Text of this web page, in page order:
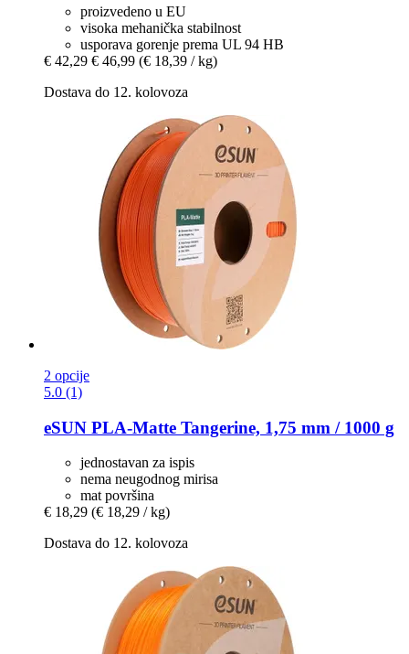
proizvedeno u EU
visoka mehanička stabilnost
usporava gorenje prema UL 94 HB
€ 42,29 € 46,99 (€ 18,39 / kg)
Dostava do 12. kolovoza
2 opcije
5.0 (1)
eSUN PLA-​Matte Tangerine, 1,75 mm / 1000 g
jednostavan za ispis
nema neugodnog mirisa
mat površina
€ 18,29 (€ 18,29 / kg)
Dostava do 12. kolovoza